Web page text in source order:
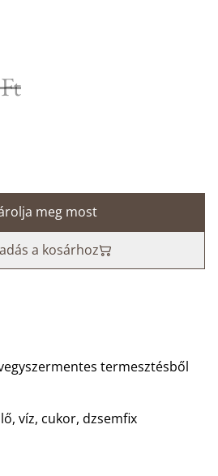
meg most
a kosárhoz
termesztésből
víz, cukor, dzsemfix